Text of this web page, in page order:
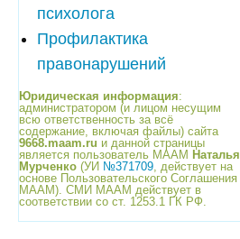
психолога
Профилактика
правонарушений
Юридическая информация:
администратором (и лицом несущим
всю ответственность за всё
содержание, включая файлы) сайта
9668.maam.ru и данной страницы
является пользователь МААМ Наталья
Мурченко (УИ №371709, действует на
основе Пользовательского Соглашения
МААМ). СМИ МААМ действует в
соответствии со ст. 1253.1 ГК РФ.